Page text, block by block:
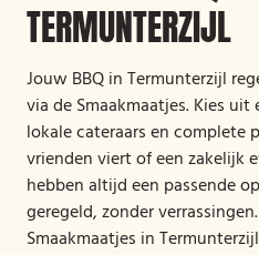
TERMUNTERZIJL
Jouw BBQ in Termunterzijl
via de Smaakmaatjes. Kies
lokale cateraars en complete
vrienden viert of een zakelijk
hebben altijd een passende
geregeld, zonder
Smaakmaatjes in